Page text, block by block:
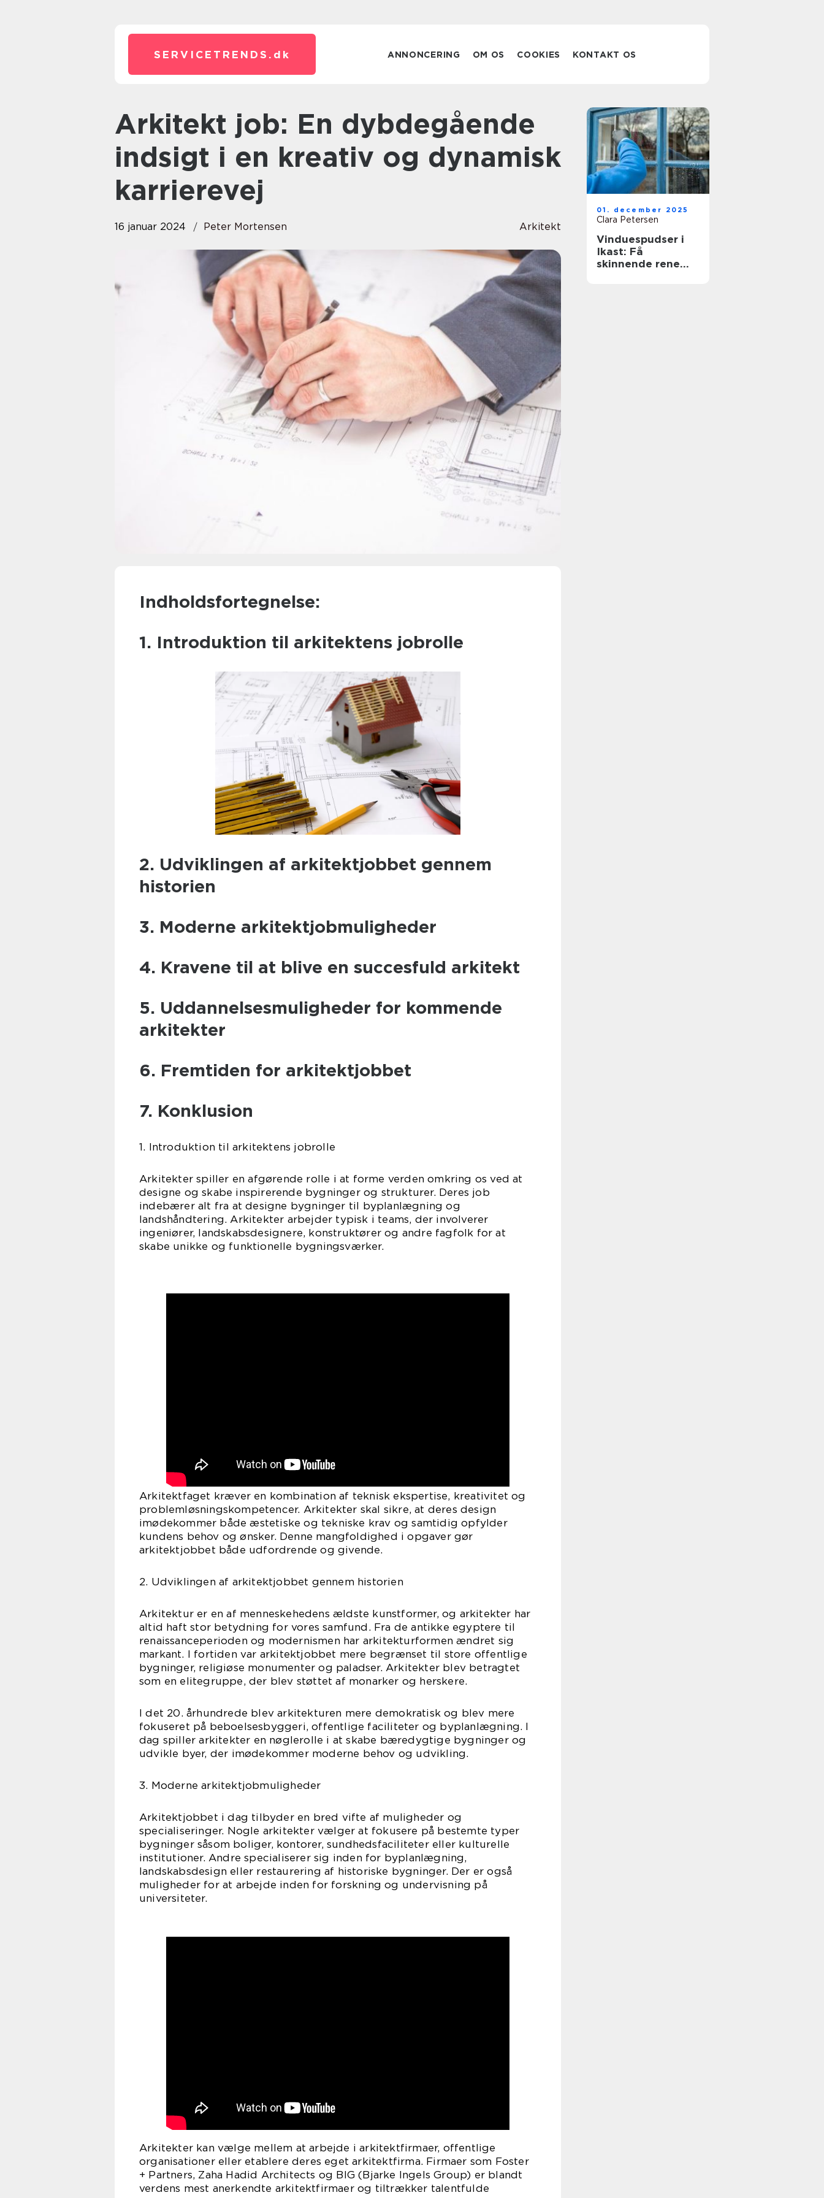
SERVICETRENDS. dk ANNONCERING OM OS COOKIES KONTAKT OS
Arkitekt job: En dybdegående
indsigt i en kreativ og dynamisk
karrierevej
16 januar 2024 Peter Mortensen Arkitekt
Indholdsfortegnelse:
1. Introduktion til arkitektens jobrolle
2. Udviklingen af arkitektjobbet gennem
historien
3. Moderne arkitektjobmuligheder
4. Kravene til at blive en succesfuld arkitekt
5. Uddannelsesmuligheder for kommende
arkitekter
6. Fremtiden for arkitektjobbet
7. Konklusion
1. Introduktion til arkitektens jobrolle
Arkitekter spiller en afgørende rolle i at forme verden omkring os ved at
designe og skabe inspirerende bygninger og strukturer. Deres job
indebærer alt fra at designe bygninger til byplanlægning og
landshåndtering. Arkitekter arbejder typisk i teams, der involverer
ingeniører, landskabsdesignere, konstruktører og andre fagfolk for at
skabe unikke og funktionelle bygningsværker.
Arkitektfaget kræver en kombination af teknisk ekspertise, kreativitet og
problemløsningskompetencer. Arkitekter skal sikre, at deres design
imødekommer både æstetiske og tekniske krav og samtidig opfylder
kundens behov og ønsker. Denne mangfoldighed i opgaver gør
arkitektjobbet både udfordrende og givende.
2. Udviklingen af arkitektjobbet gennem historien
Arkitektur er en af menneskehedens ældste kunstformer, og arkitekter har
altid haft stor betydning for vores samfund. Fra de antikke egyptere til
renaissanceperioden og modernismen har arkitekturformen ændret sig
markant. I fortiden var arkitektjobbet mere begrænset til store offentlige
bygninger, religiøse monumenter og paladser. Arkitekter blev betragtet
som en elitegruppe, der blev støttet af monarker og herskere.
I det 20. århundrede blev arkitekturen mere demokratisk og blev mere
fokuseret på beboelsesbyggeri, offentlige faciliteter og byplanlægning. I
dag spiller arkitekter en nøglerolle i at skabe bæredygtige bygninger og
udvikle byer, der imødekommer moderne behov og udvikling.
3. Moderne arkitektjobmuligheder
Arkitektjobbet i dag tilbyder en bred vifte af muligheder og
specialiseringer. Nogle arkitekter vælger at fokusere på bestemte typer
bygninger såsom boliger, kontorer, sundhedsfaciliteter eller kulturelle
institutioner. Andre specialiserer sig inden for byplanlægning,
landskabsdesign eller restaurering af historiske bygninger. Der er også
muligheder for at arbejde inden for forskning og undervisning på
universiteter.
Arkitekter kan vælge mellem at arbejde i arkitektfirmaer, offentlige
organisationer eller etablere deres eget arkitektfirma. Firmaer som Foster
+ Partners, Zaha Hadid Architects og BIG (Bjarke Ingels Group) er blandt
verdens mest anerkendte arkitektfirmaer og tiltrækker talentfulde
01. december 2025
Clara Petersen
Vinduespudser i
Ikast: Få
skinnende rene